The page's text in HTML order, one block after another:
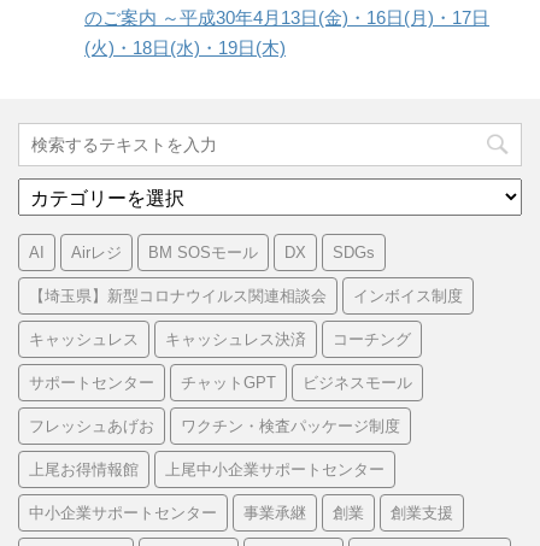
のご案内 ～平成30年4月13日(金)・16日(月)・17日
(火)・18日(水)・19日(木)
テ
ゴ
リ
AI Airレジ BM SOSモール DX SDGs
【埼玉県】新型コロナウイルス関連相談会 インボイス制度
キャッシュレス キャッシュレス決済 コーチング
サポートセンター チャットGPT ビジネスモール
フレッシュあげお ワクチン・検査パッケージ制度
上尾お得情報館 上尾中小企業サポートセンター
中小企業サポートセンター 事業承継 創業 創業支援